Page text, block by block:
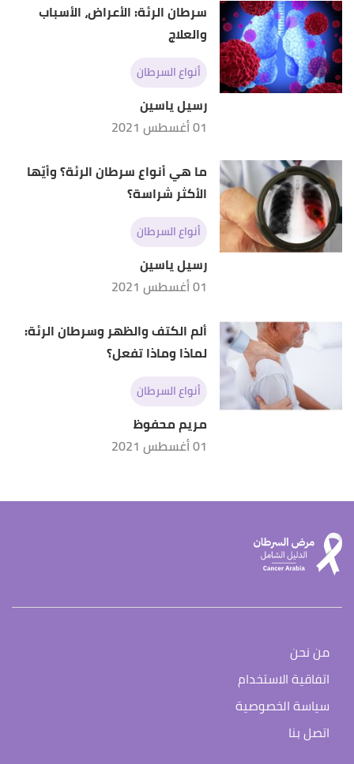
سرطان الرئة: الأعراض، الأسباب
والعلاج
أنواع السرطان
رسيل ياسين
01 أغسطس 2021
ما هي أنواع سرطان الرئة؟ وأيّها
الأكثر شراسة؟
أنواع السرطان
رسيل ياسين
01 أغسطس 2021
ألم الكتف والظهر وسرطان الرئة:
لماذا وماذا تفعل؟
أنواع السرطان
مريم محفوظ
01 أغسطس 2021
من نحن
اتفاقية الاستخدام
سياسة الخصوصية
اتصل بنا